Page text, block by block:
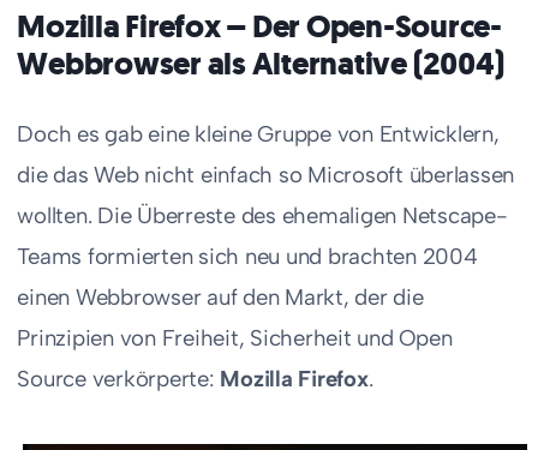
Mozilla Firefox – Der Open-Source-
Webbrowser als Alternative (2004)
Doch es gab eine kleine Gruppe von Entwicklern,
die das Web nicht einfach so Microsoft überlassen
wollten. Die Überreste des ehemaligen Netscape-
Teams formierten sich neu und brachten 2004
einen Webbrowser auf den Markt, der die
Prinzipien von Freiheit, Sicherheit und Open
Source verkörperte: Mozilla Firefox.